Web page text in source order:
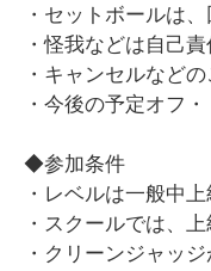
・セットボールは、
・怪我などは自己
・キャンセルなど
・今後の予定オフ
◆参加条件
・レベルは一般中
・スクールでは、
・クリーンジャッ